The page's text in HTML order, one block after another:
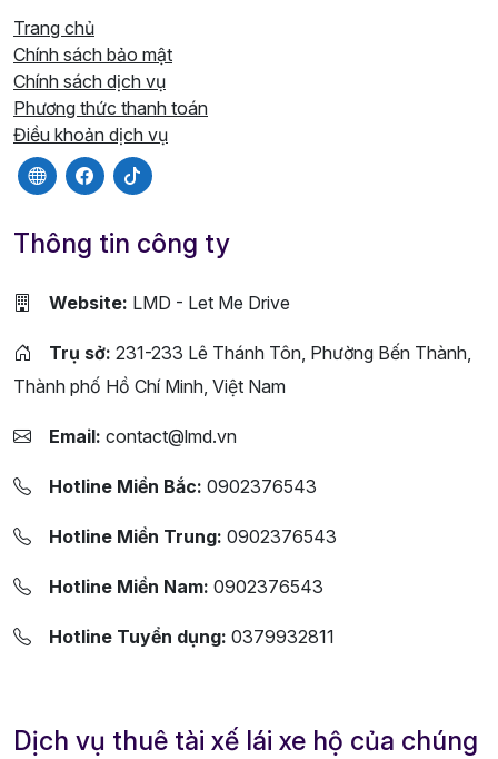
Trang chủ
Chính sách bảo mật
Chính sách dịch vụ
Phương thức thanh toán
Điều khoản dịch vụ
Thông tin công ty
Website: LMD - Let Me Drive
Trụ sở: 231-233 Lê Thánh Tôn, Phường Bến Thành,
Thành phố Hồ Chí Minh, Việt Nam
Email: contact@lmd.vn
Hotline Miền Bắc: 0902376543
Hotline Miền Trung: 0902376543
Hotline Miền Nam: 0902376543
Hotline Tuyển dụng: 0379932811
Dịch vụ thuê tài xế lái xe hộ của chúng